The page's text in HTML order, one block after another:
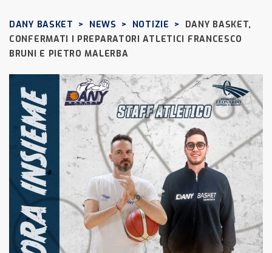
DANY BASKET > NEWS > NOTIZIE >
DANY BASKET,
CONFERMATI I PREPARATORI ATLETICI FRANCESCO
BRUNI E PIETRO MALERBA